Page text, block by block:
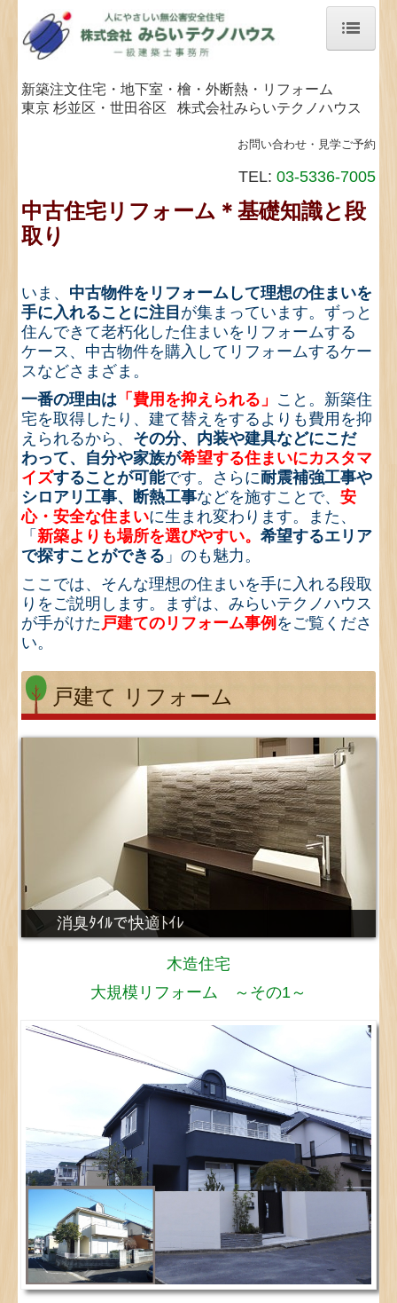
イベント情報
紀州桧の健康住宅
施工の流れ
施工事例
リフォーム
マンション リフォーム
お客様の声
会社情報
採用情報
ネットワーク
お問合せ
参考画像
新築注文住宅・地下室・檜・外断熱・ リフォーム
東京 杉並区・世田谷区 株式会社みらいテクノハウス
お問い合わせ・見学ご予約
TEL: 03-5336-7005
中古住宅リフォーム＊基礎知識と段
取り
いま、 中古物件をリフォームして理想の住まいを
手に入れることに注目 が集まっています。ずっと
住んできて老朽化した住まいをリフォームする
ケース、中古物件を購入してリフォームするケー
スなどさまざま。
一番の理由は 「費用を抑えられる」 こと。新築住
宅を取得したり、建て替えをするよりも費用を抑
えられるから、 その分、内装や建具などにこだ
わって、 自分や家族が希望する住まいにカスタマ
イズすることが可能です。 さらに耐震補強工事や
シロアリ工事、断熱工事などを施すことで、安
心・安全な住まいに生まれ変わります。また、
「新築よりも場所を選びやすい。希望するエリア
で探すことができる 」のも魅力。
ここでは、そんな理想の住まいを手に入れる段取
りをご説明します。まずは、みらいテクノハウス
が手がけた 戸建てのリフォーム事例 をご覧くださ
い。
戸建て リフォーム
消臭ﾀｲﾙで快適ﾄｲﾚ
木造住宅
大規模リフォーム ～その1～